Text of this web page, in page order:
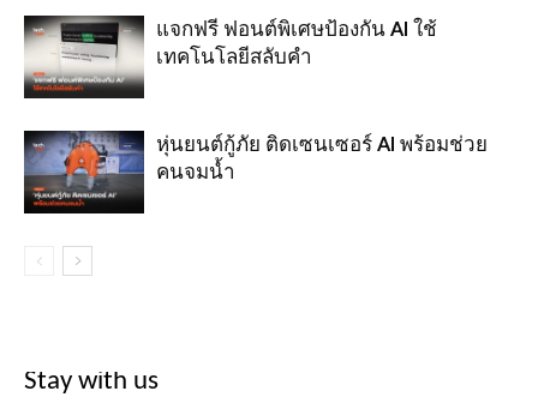
แจกฟรี ฟอนต์พิเศษป้องกัน AI ใช้
เทคโนโลยีสลับคำ
หุ่นยนต์กู้ภัย ติดเซนเซอร์ AI พร้อมช่วย
คนจมน้ำ
Stay with us